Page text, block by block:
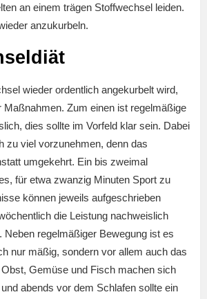
an einem trägen Stoffwechsel leiden.
anzukurbeln.
wieder ordentlich angekurbelt wird,
Maßnahmen. Zum einen ist regelmäßige
dies sollte im Vorfeld klar sein. Dabei
zu viel vorzunehmen, denn das
umgekehrt. Ein bis zweimal
für etwa zwanzig Minuten Sport zu
können jeweils aufgeschrieben
die Leistung nachweislich
Neben regelmäßiger Bewegung ist es
nur mäßig, sondern vor allem auch das
Gemüse und Fisch machen sich
abends vor dem Schlafen sollte ein